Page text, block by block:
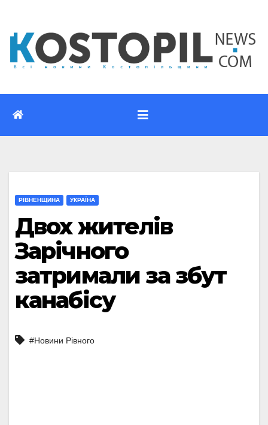
вмісту
РІВНЕНЩИНА УКРАЇНА
Двох жителів
Зарічного
затримали за збут
канабісу
#Новини Рівного